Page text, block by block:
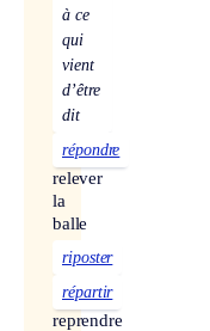
à ce
qui
vient
d’être
dit
répondre
relever
la
balle
riposter
répartir
reprendre